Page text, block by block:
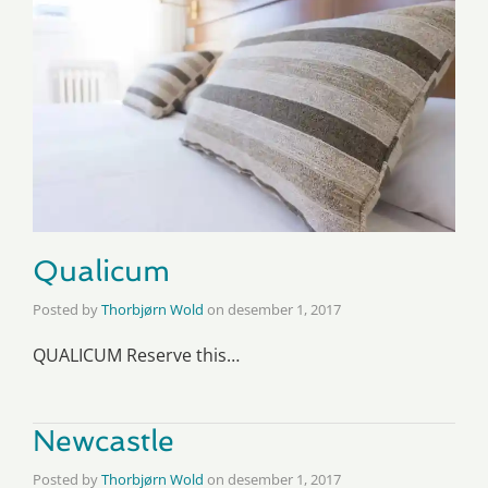
Qualicum
Posted byThorbjørn Wold on desember 1, 2017
QUALICUM Reserve this…
Newcastle
Posted byThorbjørn Wold on desember 1, 2017